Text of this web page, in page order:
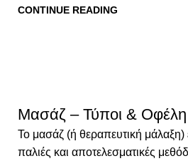
CONTINUE READING
Μασάζ – Τύποι & Οφέλη
Το μασάζ (ή θεραπευτική μάλαξη)
παλιές και αποτελεσματικές